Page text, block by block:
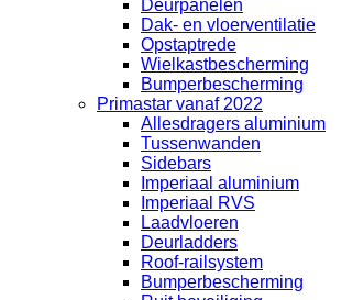
Deurpanelen
Dak- en vloerventilatie
Opstaptrede
Wielkastbescherming
Bumperbescherming
Primastar vanaf 2022
Allesdragers aluminium
Tussenwanden
Sidebars
Imperiaal aluminium
Imperiaal RVS
Laadvloeren
Deurladders
Roof-railsystem
Bumperbescherming